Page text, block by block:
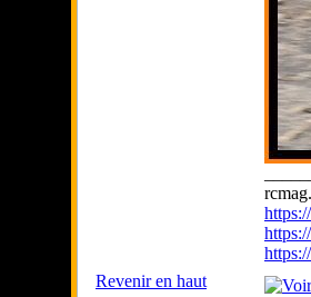
Revenir en haut